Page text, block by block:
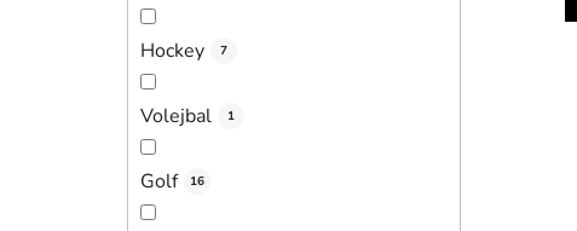
Hockey 7
Volejbal 1
Golf 16